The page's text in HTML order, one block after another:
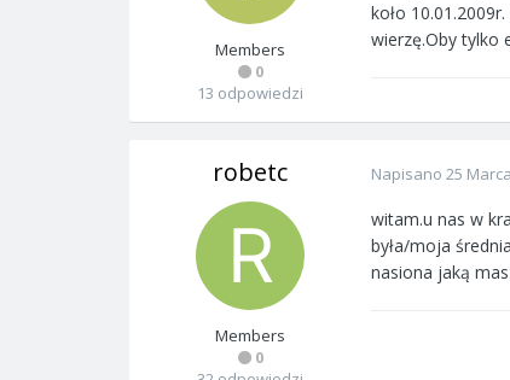
Members
0
13 odpowiedzi
koło
wierzę.Oby tylko
robetc
Members
0
Napisano 25
witam.u nas w
była/moja
nasiona jaką